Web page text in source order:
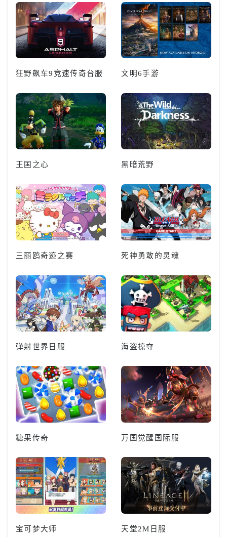
狂野飙车9竞速传奇台服 文明6手游
王国之心 黑暗荒野
三丽鸥奇迹之赛 死神勇敢的灵魂
弹射世界日服 海盗掠夺
糖果传奇 万国觉醒国际服
宝可梦大师 天堂2M日服